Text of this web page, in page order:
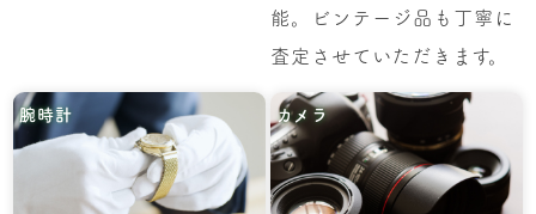
能。ビンテージ品も丁寧に
査定させていただきます。
腕時計 カメラ